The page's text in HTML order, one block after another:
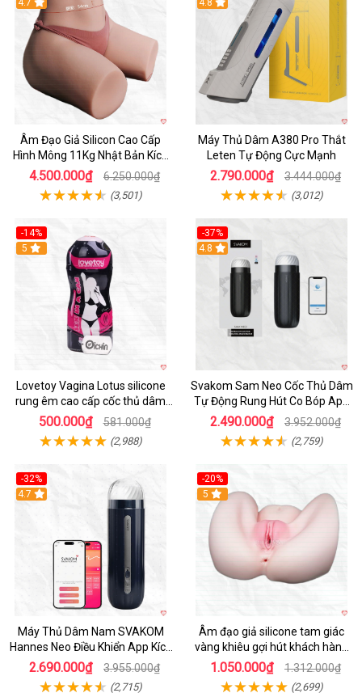
4.7
Âm Đạo Giả Silicon Cao Cấp
Hình Mông 11Kg Nhật Bản Kích
Thước Như Thật
4.500.000₫ 6.250.000₫
(3,501)
Hot
4.8
Máy Thủ Dâm A380 Pro Thắt
Leten Tự Động Cực Mạnh
2.790.000₫ 3.444.000₫
(3,012)
-14%
Hot
5
Lovetoy Vagina Lotus silicone
rung êm cao cấp cốc thủ dâm
nam
500.000₫ 581.000₫
(2,988)
-37%
4.8
Svakom Sam Neo Cốc Thủ Dâm
Tự Động Rung Hút Co Bóp App
Điều Khiển
2.490.000₫ 3.952.000₫
(2,759)
-32%
Hot
4.7
Máy Thủ Dâm Nam SVAKOM
Hannes Neo Điều Khiển App Kích
Thích
2.690.000₫ 3.955.000₫
(2,715)
-20%
Hot
5
Âm đạo giả silicone tam giác
vàng khiêu gợi hút khách hàng
nam
1.050.000₫ 1.312.000₫
(2,699)